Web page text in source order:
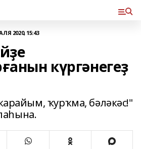
2020, 15:43
күргәнегеҙ
ҡурҡма, бәләкәс!"